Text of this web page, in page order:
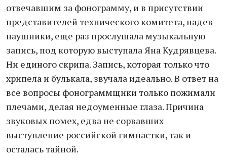
отвечавшим за фонограмму, и в присутствии
представителей технического комитета, надев
наушники, еще раз прослушала музыкальную
запись, под которую выступала Яна Кудрявцева.
Ни единого скрипа. Запись, которая только что
хрипела и булькала, звучала идеально. В ответ на
все вопросы фонограммщики только пожимали
плечами, делая недоуменные глаза. Причина
звуковых помех, едва не сорвавших
выступление российской гимнастки, так и
осталась тайной.